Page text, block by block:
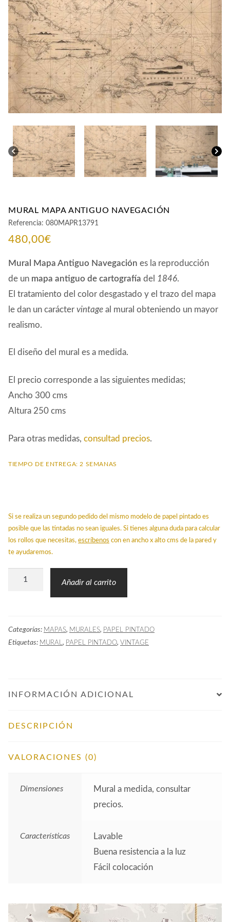
CONTACTO
MURAL MAPA ANTIGUO NAVEGACIÓN
Referencia: 080MAPR13791
480,00€
Mural Mapa Antiguo Navegación es la reproducción
de un mapa antiguo de cartografía del 1846.
El tratamiento del color desgastado y el trazo del mapa
le dan un carácter vintage al mural obteniendo un mayor
realismo.
El diseño del mural es a medida.
El precio corresponde a las siguientes medidas;
Ancho 300 cms
Altura 250 cms
Para otras medidas, consultad precios.
TIEMPO DE ENTREGA: 2 SEMANAS
Si se realiza un segundo pedido del mismo modelo de papel pintado es
posible que las tintadas no sean iguales. Si tienes alguna duda para calcular
los rollos que necesitas, escríbenos con en ancho x alto cms de la pared y
te ayudaremos.
Mural
cantidad
Añadir al carrito
Categorías: MAPAS, MURALES, PAPEL PINTADO
Etiquetas: MURAL , PAPEL PINTADO, VINTAGE
INFORMACIÓN ADICIONAL
DESCRIPCIÓN
VALORACIONES (0)
Dimensiones
Mural a medida, consultar
precios.
Características
Lavable
Buena resistencia a la luz
Fácil colocación